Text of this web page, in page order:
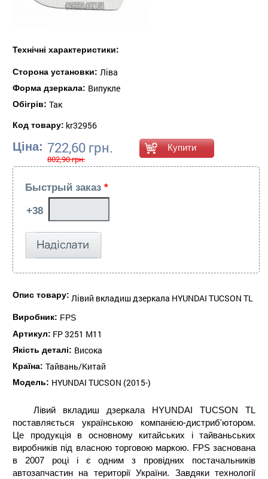
Технічні характеристики:
Сторона установки: Ліва
Форма дзеркала: Випукле
Обігрів: Так
Код товару: kr32956
Ціна: 722,60 грн.
802,90 грн.
Быстрый заказ *
Опис товару: Лівий вкладиш дзеркала HYUNDAI TUCSON TL
Виробник: FPS
Артикул: FP 3251 M11
Якість деталі: Висока
Країна: Тайвань/Китай
Модель: HYUNDAI TUCSON (2015-)
Лівий вкладиш дзеркала HYUNDAI TUCSON TL
поставляється українською компанією-дистриб'ютором.
Це продукція в основному китайських і тайваньських
виробників під власною торговою маркою. FPS заснована
в 2007 році і є одним з провідних постачальників
автозапчастин на території України. Завдяки технології